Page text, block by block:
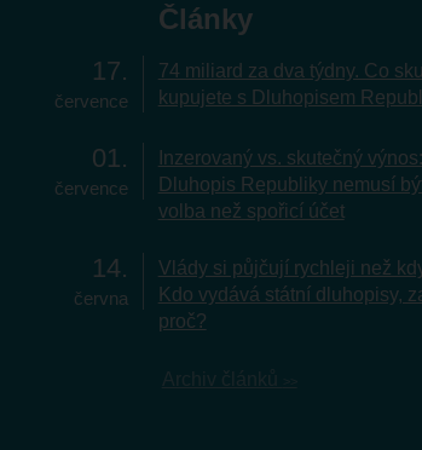
Články
17
července
74 miliard za dva týdny. Co
kupujete s Dluhopisem
01
července
Inzerovaný vs. skutečný
Dluhopis Republiky nemusí
volba než spořicí účet
14
června
Vlády si půjčují rychleji než
Kdo vydává státní dluhopisy,
proč?